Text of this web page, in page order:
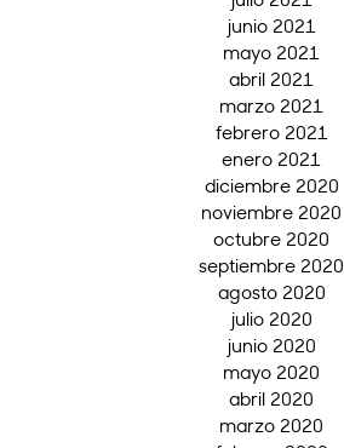
junio 2021
mayo 2021
abril 2021
marzo 2021
febrero 2021
enero 2021
diciembre 2020
noviembre 2020
octubre 2020
septiembre 2020
agosto 2020
julio 2020
junio 2020
mayo 2020
abril 2020
marzo 2020